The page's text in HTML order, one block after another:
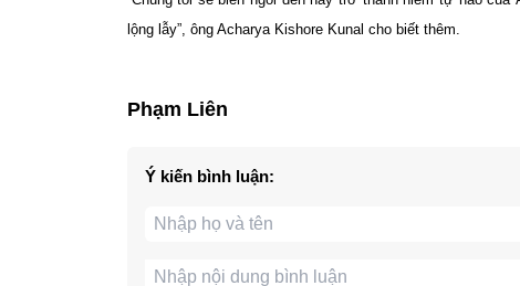
lộng lẫy”, ông Acharya Kishore Kunal cho biết thêm.
Phạm Liên
Ý kiến bình luận: